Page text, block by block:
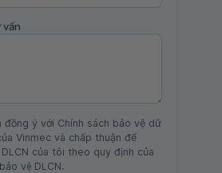
vấn
đồng ý với Chính sách bảo vệ dữ
Vinmec và chấp thuận để
của tôi theo quy định của
vệ DLCN.